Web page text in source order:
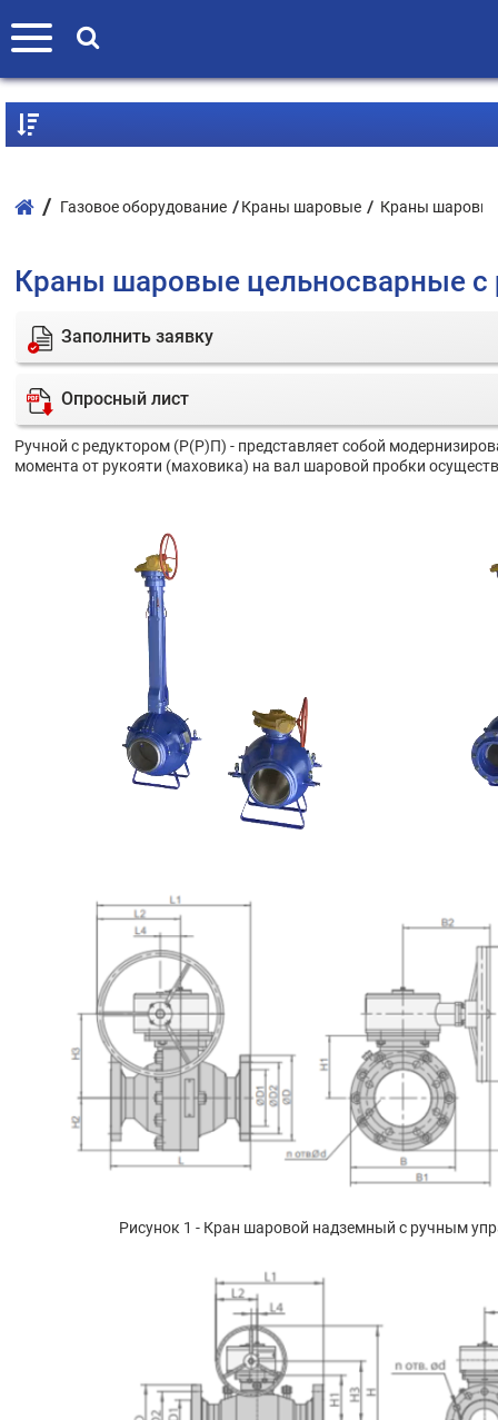
Газовое оборудование Краны шаровые Краны
Краны шаровые цельносварные
Заполнить заявку
Опросный лист
Ручной с редуктором (Р(Р)П) - представляет собой
момента от рукояти (маховика) на вал шаровой пробки
Рисунок 1 - Кран шаровой надземный с ручным